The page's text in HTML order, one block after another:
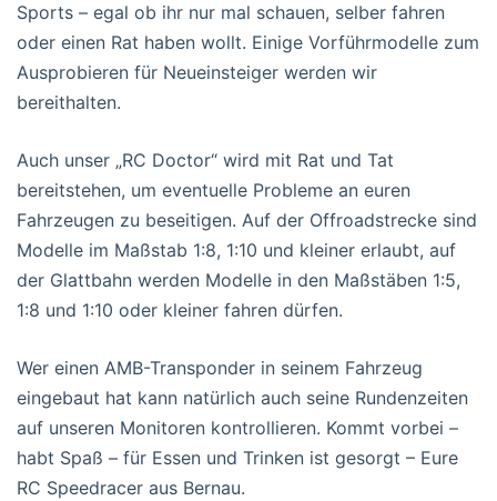
Sports – egal ob ihr nur mal schauen, selber fahren
oder einen Rat haben wollt. Einige Vorführmodelle zum
Ausprobieren für Neueinsteiger werden wir
bereithalten.
Auch unser „RC Doctor“ wird mit Rat und Tat
bereitstehen, um eventuelle Probleme an euren
Fahrzeugen zu beseitigen. Auf der Offroadstrecke sind
Modelle im Maßstab 1:8, 1:10 und kleiner erlaubt, auf
der Glattbahn werden Modelle in den Maßstäben 1:5,
1:8 und 1:10 oder kleiner fahren dürfen.
Wer einen AMB-Transponder in seinem Fahrzeug
eingebaut hat kann natürlich auch seine Rundenzeiten
auf unseren Monitoren kontrollieren. Kommt vorbei –
habt Spaß – für Essen und Trinken ist gesorgt – Eure
RC Speedracer aus Bernau.